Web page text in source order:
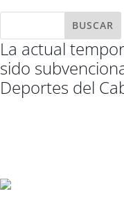
La actual
sido
Deportes del